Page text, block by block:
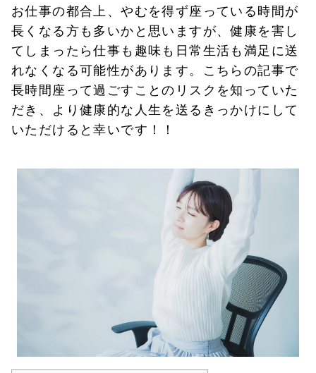
お仕事の都合上、やむを得ず座っている時間が
長くなる方も多いかと思いますが、健康を害し
てしまったら仕事も趣味も日常生活も満足に送
れなくなる可能性があります。こちらの記事で
長時間座って過ごすことのリスクを知っていた
だき、より健康的な人生を送るきっかけにして
いただけると幸いです！！